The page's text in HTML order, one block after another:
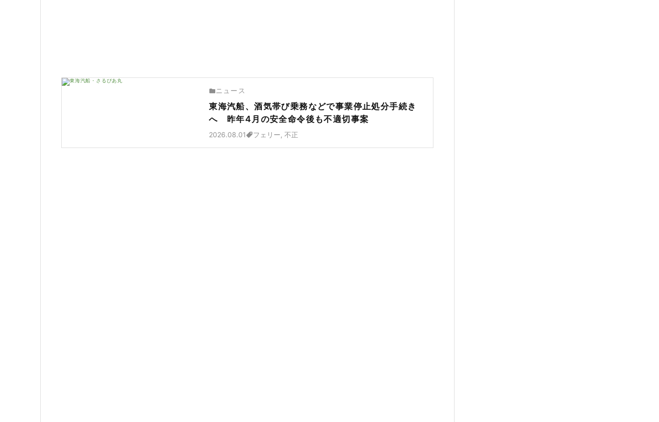
ニュース
東海汽船、酒気帯び乗務などで事業停止処分手続き
へ 昨年4月の安全命令後も不適切事案
2026.08.01 フェリー, 不正